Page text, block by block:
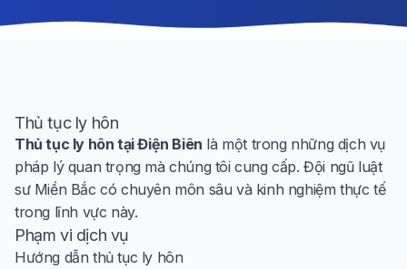
Thủ tục ly hôn
Thủ tục ly hôn tại Điện Biên là một trong những dịch vụ
pháp lý quan trọng mà chúng tôi cung cấp. Đội ngũ luật
sư Miền Bắc có chuyên môn sâu và kinh nghiệm thực tế
trong lĩnh vực này.
Phạm vi dịch vụ
Hướng dẫn thủ tục ly hôn